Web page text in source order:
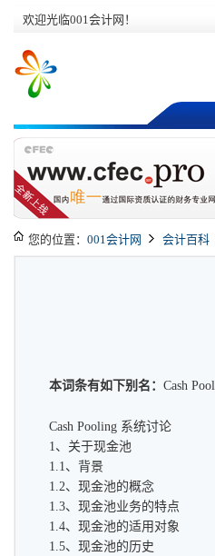
欢迎光临001会计网！
您的位置： 001会计网 会计百科
本词条有如下别名： Cash
Cash Pooling 系统讨论
1、关于现金池
1.1、背景
1.2、现金池的概念
1.3、现金池业务的特点
1.4、现金池的适用对象
1.5、现金池的历史